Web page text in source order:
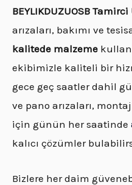
BEYLIKDUZUOSB Tamirci
arızaları, bakımı ve
kalitede malzeme
ekibimizle kaliteli bir
gece geç saatler dahil
ve pano arızaları,
için günün her saatinde
kalıcı çözümler
Bizlere her daim